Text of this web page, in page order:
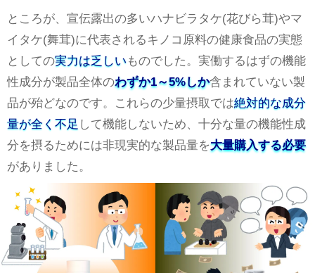
ところが、宣伝露出の多いハナビラタケ(花びら茸)やマ
イタケ(舞茸)に代表されるキノコ原料の健康食品の実態
としての実力は乏しいものでした。実働するはずの機能
性成分が製品全体のわずか1～5%しか含まれていない製
品が殆どなのです。これらの少量摂取では絶対的な成分
量が全く不足 して機能しないため、十分な量の機能性成
分を摂るためには非現実的な製品量を大量購入する必要
がありました。